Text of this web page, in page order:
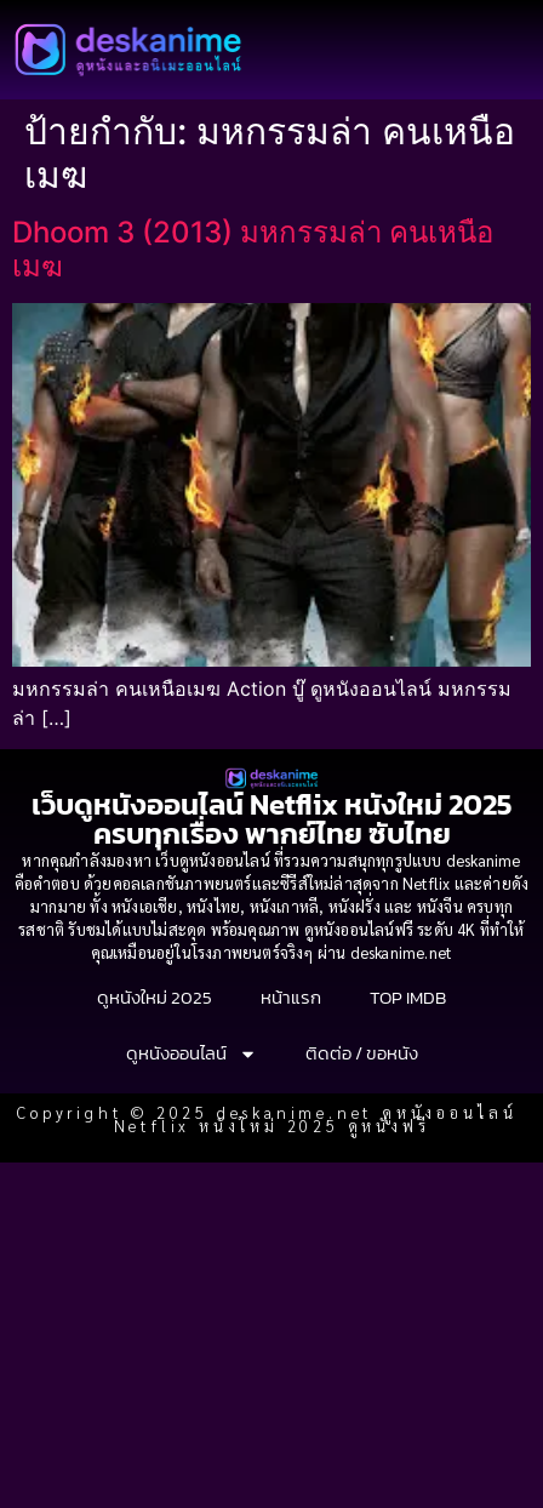
ป้ายกำกับ: มหกรรมล่า คนเหนือ
เมฆ
Dhoom 3 (2013) มหกรรมล่า คนเหนือ
เมฆ
มหกรรมล่า คนเหนือเมฆ Action บู๊ ดูหนังออนไลน์ มหกรรม
ล่า […]
เว็บดูหนังออนไลน์ Netflix หนังใหม่ 2025
ครบทุกเรื่อง พากย์ไทย ซับไทย
หากคุณกำลังมองหา เว็บดูหนังออนไลน์ ที่รวมความสนุกทุกรูปแบบ deskanime
คือคำตอบ ด้วยคอลเลกชันภาพยนตร์และซีรีส์ใหม่ล่าสุดจาก Netflix และค่ายดัง
มากมาย ทั้ง หนังเอเชีย, หนังไทย, หนังเกาหลี, หนังฝรั่ง และ หนังจีน ครบทุก
รสชาติ รับชมได้แบบไม่สะดุด พร้อมคุณภาพ ดูหนังออนไลน์ฟรี ระดับ 4K ที่ทำให้
คุณเหมือนอยู่ในโรงภาพยนตร์จริงๆ ผ่าน deskanime.net
ดูหนังใหม่ 2025 หน้าแรก
TOP IMDB
ดูหนังออนไลน์
ติดต่อ / ขอหนัง
Copyright © 2025 deskanime.net ดูหนังออนไลน์
Netflix หนังใหม่ 2025 ดูหนังฟรี